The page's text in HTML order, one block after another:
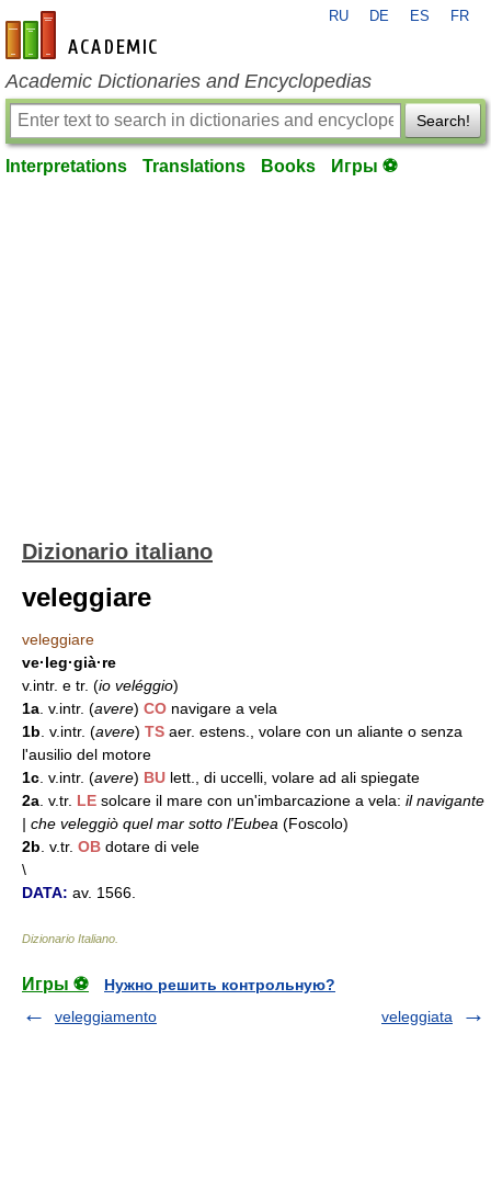
en-academic.com
RU DE ES FR
Academic Dictionaries and Encyclopedias
Search!
Interpretations Translations Books Игры ⚽
Dizionario italiano
veleggiare
veleggiare
ve·leg·già·re
v.intr. e tr. (io veléggio)
1a . v.intr. (avere) CO navigare a vela
1b . v.intr. (avere) TS aer. estens., volare con un aliante o senza
l'ausilio del motore
1c . v.intr. (avere) BU lett., di uccelli, volare ad ali spiegate
2a . v.tr. LE solcare il mare con un'imbarcazione a vela: il navigante
| che veleggiò quel mar sotto l'Eubea (Foscolo)
2b . v.tr. OB dotare di vele
\
DATA: av. 1566.
Dizionario Italiano
Игры ⚽
Нужно решить контрольную?
veleggiamento
veleggiata